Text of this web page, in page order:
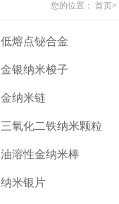
您的位置： 首页>
低熔点铋合金
金银纳米梭子
金纳米链
三氧化二铁纳米颗粒
油溶性金纳米棒
纳米银片